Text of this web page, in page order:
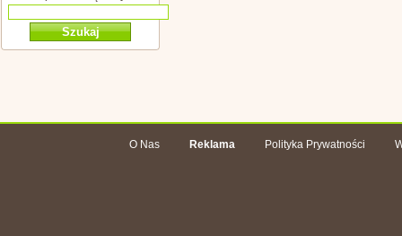
O Nas Reklama Polityka Prywatności